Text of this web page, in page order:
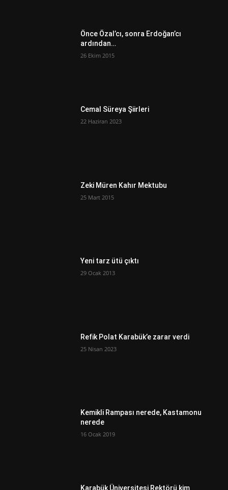
Önce Özal’cı, sonra Erdoğan’cı
ardından…
26 Ekim 2015
Cemal Süreya Şiirleri
22 Haziran 2023
Zeki Müren Kahır Mektubu
25 Mart 2015
Yeni tarz ütü çıktı
29 Ocak 2013
Refik Polat Karabük’e zarar verdi
25 Nisan 2023
Kemikli Rampası nerede, Kastamonu
nerede
16 Ocak 2019
Karabük Üniversitesi Rektörü kim